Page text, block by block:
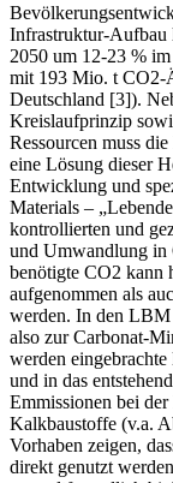
Infrastruktur-Aufbau
2050 um 12-23 %
mit 193 Mio. t CO2-
Deutschland [3]).
Kreislaufprinzip
Ressourcen muss
eine Lösung dieser
Entwicklung und
Materials –
kontrollierten und
und Umwandlung in
benötigte CO2 kann
aufgenommen als
werden. In den LBM
also zur Carbonat-
werden
und in das
Emmissionen bei
Kalkbaustoffe (v.a.
Vorhaben zeigen,
direkt genutzt